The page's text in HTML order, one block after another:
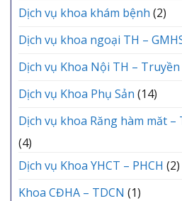
Dịch vụ khoa khám bệnh (2)
Dịch vụ khoa ngoại TH –
Dịch vụ Khoa Nội TH –
Dịch vụ Khoa Phụ Sản (14)
Dịch vụ khoa Răng hàm măt
(4)
Dịch vụ Khoa YHCT – PHCH (2)
Khoa CĐHA – TDCN (1)